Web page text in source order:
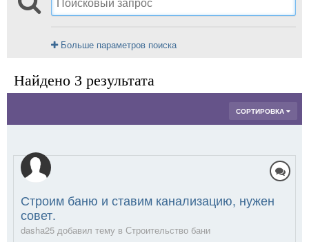
Больше параметров поиска
Найдено 3 результата
СОРТИРОВКА
Строим баню и ставим канализацию, нужен
совет.
dasha25 добавил тему в Строительство бани